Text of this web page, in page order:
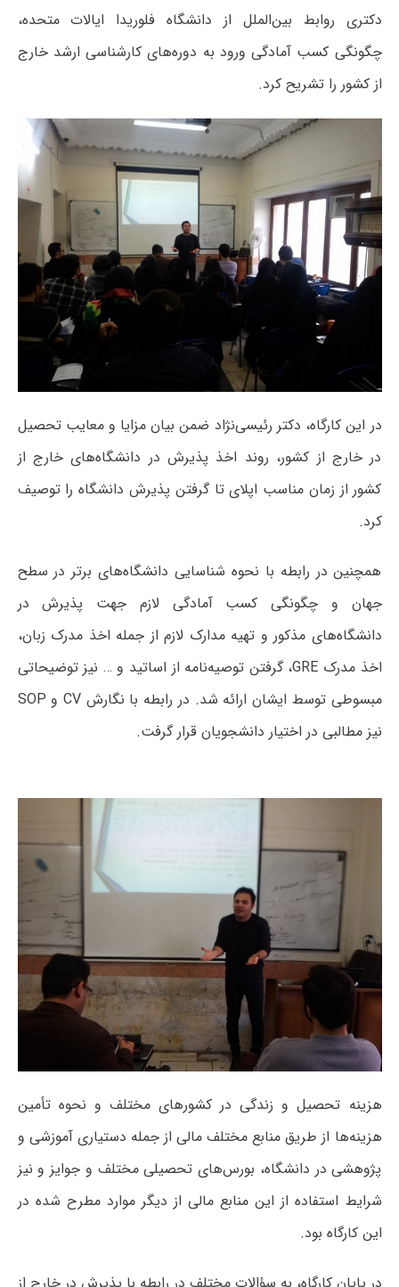
دکتری روابط بین‌الملل از دانشگاه فلوریدا ایالات متحده،
چگونگی کسب آمادگی ورود به دوره‌های کارشناسی ارشد خارج
از کشور را تشریح کرد.
در این کارگاه، دکتر رئیسی‌نژاد ضمن بیان مزایا و معایب تحصیل
در خارج از کشور، روند اخذ پذیرش در دانشگاه‌های خارج از
کشور از زمان مناسب اپلای تا گرفتن پذیرش دانشگاه را توصیف
کرد.
همچنین در رابطه با نحوه شناسایی دانشگاه‌های برتر در سطح
جهان و چگونگی کسب آمادگی لازم جهت پذیرش در
دانشگاه‌های مذکور و تهیه مدارک لازم از جمله اخذ مدرک زبان،
اخذ مدرک GRE، گرفتن توصیه‌نامه از اساتید و … نیز توضیحاتی
مبسوطی توسط ایشان ارائه شد. در رابطه با نگارش CV و SOP
نیز مطالبی در اختیار دانشجویان قرار گرفت.
هزینه تحصیل و زندگی در کشورهای مختلف و نحوه تأمین
هزینه‌ها از طریق منابع مختلف مالی از جمله دستیاری آموزشی و
پژوهشی در دانشگاه، بورس‌های تحصیلی مختلف و جوایز و نیز
شرایط استفاده از این منابع مالی از دیگر موارد مطرح شده در
این کارگاه بود.